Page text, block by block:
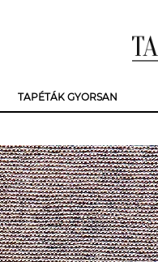
TAPÉTÁK GYORSAN